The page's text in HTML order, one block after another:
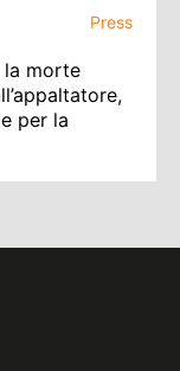
Press
morte
per la